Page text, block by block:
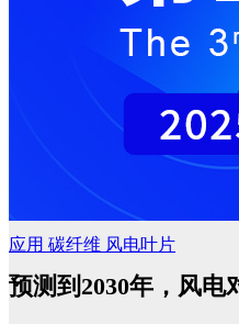
应用 碳纤维 风电叶片
预测到2030年，风电